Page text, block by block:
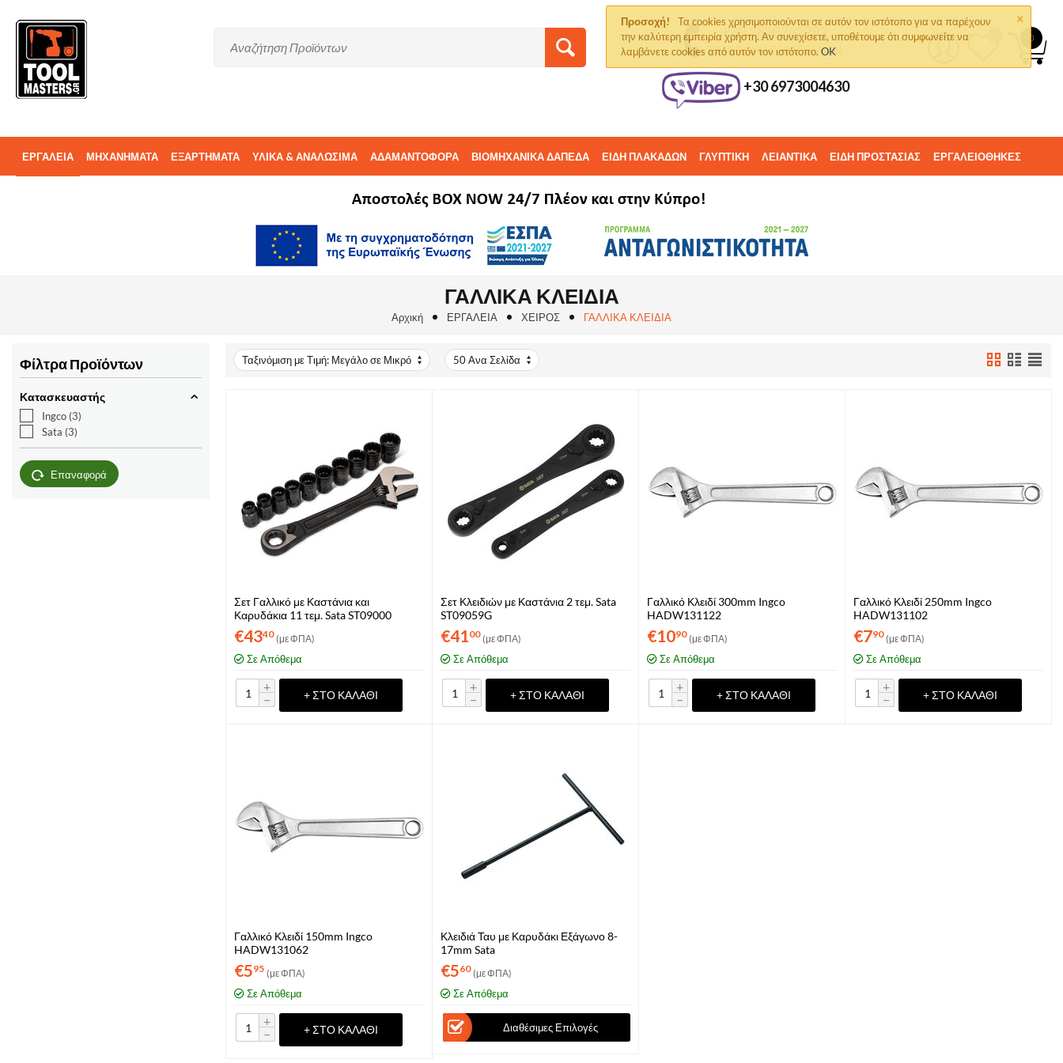
×
Προσοχή!
Τα cookies χρησιμοποιούνται σε αυτόν τον ιστότοπο για να παρέχουν
την καλύτερη εμπειρία χρήστη. Αν συνεχίσετε, υποθέτουμε ότι συμφωνείτε να
λαμβάνετε cookies από αυτόν τον ιστότοπο.OK
+30 2810261292
ΤΗΛΈΦΩΝΟ ΠΑΡΑΓΓΕΛΙΏΝ
+30 6973004630
0
ΕΡΓΑΛΕΙΑ ΜΗΧΑΝΗΜΑΤΑ ΕΞΑΡΤΗΜΑΤΑ ΥΛΙΚΑ & ΑΝΑΛΩΣΙΜΑ ΑΔΑΜΑΝΤΟΦΟΡΑ ΒΙΟΜΗΧΑΝΙΚΑ ΔΑΠΕΔΑ ΕΙΔΗ ΠΛΑΚΑΔΩΝ ΓΛΥΠΤΙΚΗ ΛΕΙΑΝΤΙΚΑ ΕΙΔΗ ΠΡΟΣΤΑΣΙΑΣ ΕΡΓΑΛΕΙΟΘΗΚΕΣ
ΓΑΛΛΙΚΑ ΚΛΕΙΔΙΑ
Αρχική ΕΡΓΑΛΕΙΑ ΧΕΙΡΟΣ ΓΑΛΛΙΚΑ ΚΛΕΙΔΙΑ
Φίλτρα Προϊόντων
Κατασκευαστής
Ingco (3)
Sata (3)
Επαναφορά
Ταξινόμιση με Τιμή: Μεγάλο σε Μικρό 50 Ανα Σελίδα
Σετ Γαλλικό με Καστάνια και
Καρυδάκια 11 τεμ. Sata ST09000
€4340 (με ΦΠΑ)
Σε Απόθεμα
+
−
+ ΣΤΟ ΚΑΛΆΘΙ
Σετ Κλειδιών με Καστάνια 2 τεμ. Sata
ST09059G
€4100 (με ΦΠΑ)
Σε Απόθεμα
+
−
+ ΣΤΟ ΚΑΛΆΘΙ
Γαλλικό Κλειδί 300mm Ingco
HADW131122
€1090 (με ΦΠΑ)
Σε Απόθεμα
+
−
+ ΣΤΟ ΚΑΛΆΘΙ
Γαλλικό Κλειδί 250mm Ingco
HADW131102
€790 (με ΦΠΑ)
Σε Απόθεμα
+
−
+ ΣΤΟ ΚΑΛΆΘΙ
Γαλλικό Κλειδί 150mm Ingco
HADW131062
€595 (με ΦΠΑ)
Σε Απόθεμα
+
−
+ ΣΤΟ ΚΑΛΆΘΙ
Κλειδιά Ταυ με Καρυδάκι Εξάγωνο 8-
17mm Sata
€560 (με ΦΠΑ)
Σε Απόθεμα
Διαθέσιμες Επιλογές